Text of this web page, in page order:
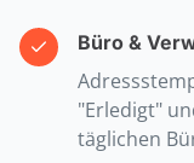
Büro &
"Erledigt"
täglichen